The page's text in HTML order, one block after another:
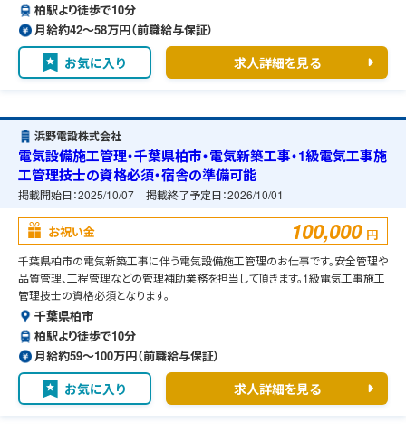
柏駅より徒歩で10分
月給約42〜58万円（前職給与保証）
お気に入り 求人詳細を見る
浜野電設株式会社
電気設備施工管理・千葉県柏市・電気新築工事・1級電気工事施
工管理技士の資格必須・宿舎の準備可能
掲載開始日：2025/10/07 掲載終了予定日：2026/10/01
お祝い金 100,000 円
千葉県柏市の電気新築工事に伴う電気設備施工管理のお仕事です。安全管理や
品質管理、工程管理などの管理補助業務を担当して頂きます。1級電気工事施工
管理技士の資格必須となります。
千葉県柏市
柏駅より徒歩で10分
月給約59〜100万円（前職給与保証）
お気に入り 求人詳細を見る